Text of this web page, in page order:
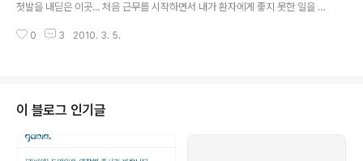
첫발을 내딛은 이곳... 처음 근무를 시작하면서 내가 환자에게 좋지 못한 일을 하
근을 하면서 그런 두려움보다는 설레임을 갖게 되었고, 지금은 참 아쉬움이 많
은 상상을 초월했다. 성형외과는 1/2주차는 병동, 외래, 응급실을 담당하게 되고
3/4주차는 수술방을 담당하게 되는데... 이 병동/외래/응급실만도 빡신디, 거기
에 의..
0 3 2010. 3. 5.
이 블로그 인기글